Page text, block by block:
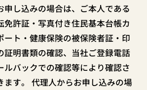
申し込みの場合は、ご本人である
免許証・写真付き住民基本台帳カ
ート・健康保険の被保険者証・印
証明書類の確認、当社ご登録電話
ルバックでの確認等により確認さ
ます。 代理人からお申し込みの場